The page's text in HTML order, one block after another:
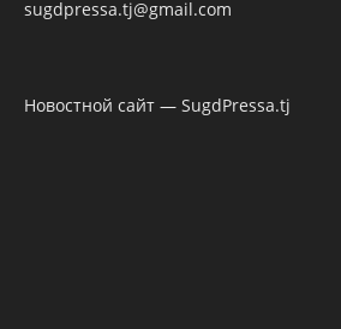
sugdpressa.tj@gmail.com
Новостной сайт — SugdPressa.tj